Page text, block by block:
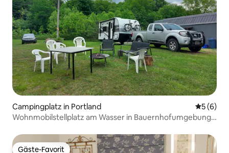
Campingplatz in Portland
5 (6)
Wohnmobilstellplatz am Wasser in Bauernhofumgebung
Gäste-Favorit